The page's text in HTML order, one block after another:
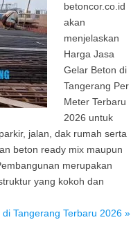
betoncor.co.id
akan
menjelaskan
Harga Jasa
Gelar Beton di
Tangerang Per
Meter Terbaru
2026 untuk
jalan, dak rumah serta
beton ready mix maupun
merupakan
yang kokoh dan
Tangerang Terbaru 2026 »